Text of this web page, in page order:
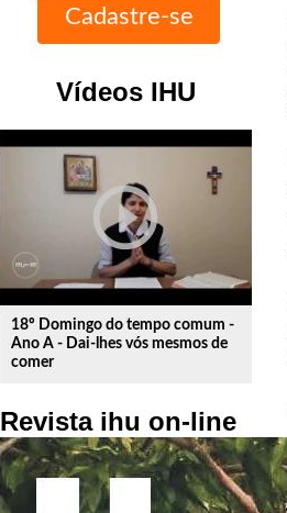
Vídeos IHU
play_circle_outline
18º Domingo do tempo comum -
Ano A - Dai-lhes vós mesmos de
comer
Revista ihu on-line